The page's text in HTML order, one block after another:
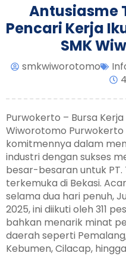
Antusiasme
Pencari Kerja
SMK
smkwiworotomo
Purwokerto – Bursa Kerja
Wiworotomo
komitmennya dalam
industri dengan sukses
besar-besaran untuk
terkemuka di Bekasi.
selama dua hari penuh,
2025, ini diikuti oleh 311
bahkan menarik minat
daerah seperti
Kebumen, Cilacap,